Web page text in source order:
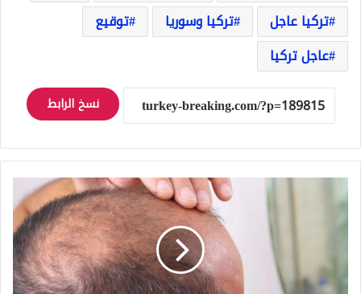
تركيا عاجل
تركيا وسوريا
توقيع
عاجل تركيا
نسخ الرابط
حلول
تساقط